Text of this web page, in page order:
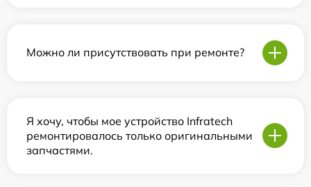
Можно ли присутствовать при ремонте?
Я хочу, чтобы мое устройство Infratech
ремонтировалось только оригинальными
запчастями.